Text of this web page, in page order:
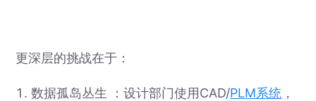
更深层的挑战在于：
1. 数据孤岛丛生 ：设计部门使用CAD/PLM系统 ，